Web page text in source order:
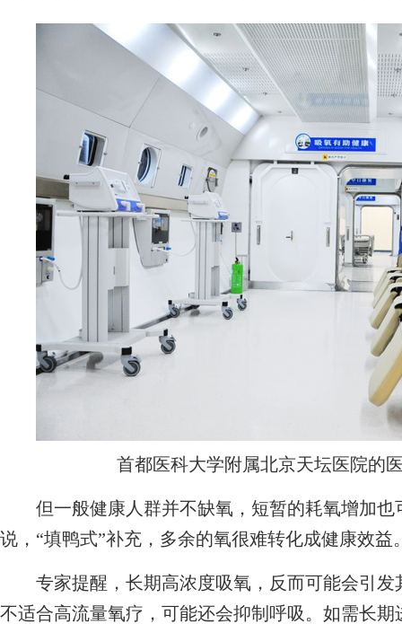
首都医科大学附属北京天坛医院的
但一般健康人群并不缺氧，短暂的耗氧增加也
说，“填鸭式”补充，多余的氧很难转化成健康效益
专家提醒，长期高浓度吸氧，反而可能会引发
不适合高流量氧疗，可能还会抑制呼吸。如需长